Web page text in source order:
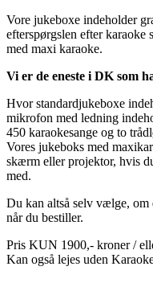
Vore jukeboxe indeholder
efterspørgslen efter karaoke
med maxi karaoke.
Vi er de eneste i DK som
Hvor standardjukeboxe
mikrofon med ledning
450 karaokesange og to
Vores jukeboks med
skærm eller projektor, hvis
med.
Du kan altså selv vælge, om
når du bestiller.
Pris KUN 1900,- kroner /
Kan også lejes uden